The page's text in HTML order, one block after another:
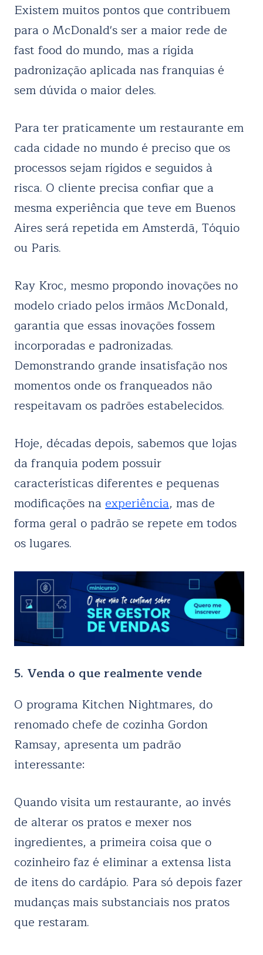
Existem muitos pontos que contribuem
para o McDonald's ser a maior rede de
fast food do mundo, mas a rígida
padronização aplicada nas franquias é
sem dúvida o maior deles.
Para ter praticamente um restaurante em
cada cidade no mundo é preciso que os
processos sejam rígidos e seguidos à
risca. O cliente precisa confiar que a
mesma experiência que teve em Buenos
Aires será repetida em Amsterdã, Tóquio
ou Paris.
Ray Kroc, mesmo propondo inovações no
modelo criado pelos irmãos McDonald,
garantia que essas inovações fossem
incorporadas e padronizadas.
Demonstrando grande insatisfação nos
momentos onde os franqueados não
respeitavam os padrões estabelecidos.
Hoje, décadas depois, sabemos que lojas
da franquia podem possuir
características diferentes e pequenas
modificações naexperiência, mas de
forma geral o padrão se repete em todos
os lugares.
5. Venda o que realmente vende
O programa Kitchen Nightmares, do
renomado chefe de cozinha Gordon
Ramsay, apresenta um padrão
interessante:
Quando visita um restaurante, ao invés
de alterar os pratos e mexer nos
ingredientes, a primeira coisa que o
cozinheiro faz é eliminar a extensa lista
de itens do cardápio. Para só depois fazer
mudanças mais substanciais nos pratos
que restaram.